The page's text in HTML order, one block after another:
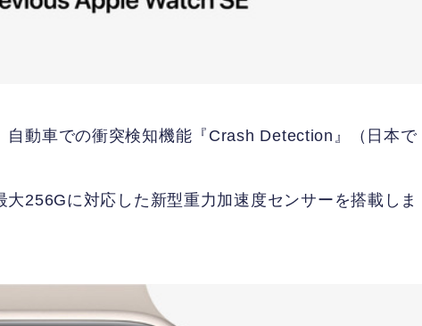
自動車での衝突検知機能『Crash Detection』（日本で
256Gに対応した新型重力加速度センサーを搭載しま